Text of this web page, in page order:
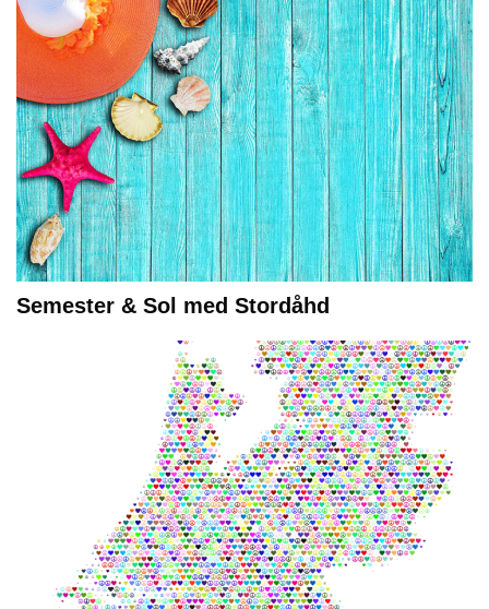
Semester & Sol med Stordåhd